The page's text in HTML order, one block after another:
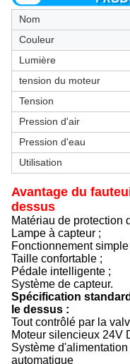
Nom
Couleur
Lumière
tension du moteur
Tension
Pression d'air
Pression d'eau
Utilisation
Avantage du
dessus
Matériau de protection
Lampe à capteur ;
Fonctionnement simple
Taille confortable ;
Pédale intelligente ;
Système de capteur.
Spécification
le dessus :
Tout contrôlé par la
Moteur silencieux 24V
Système
automatique